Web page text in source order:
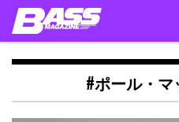
Skip
content
#ポール・